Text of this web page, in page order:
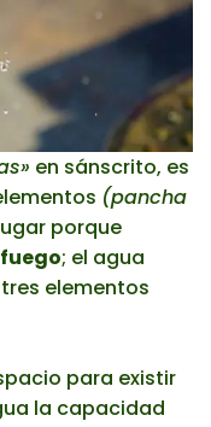
en sánscrito, es
(pancha
porque
; el agua
elementos
para existir
la capacidad